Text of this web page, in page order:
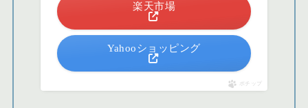
楽天市場
Yahooショッピング
ポチップ